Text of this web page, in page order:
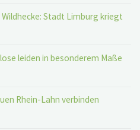
Stadt Limburg kriegt
leiden in besonderem Maße
Rhein-Lahn verbinden